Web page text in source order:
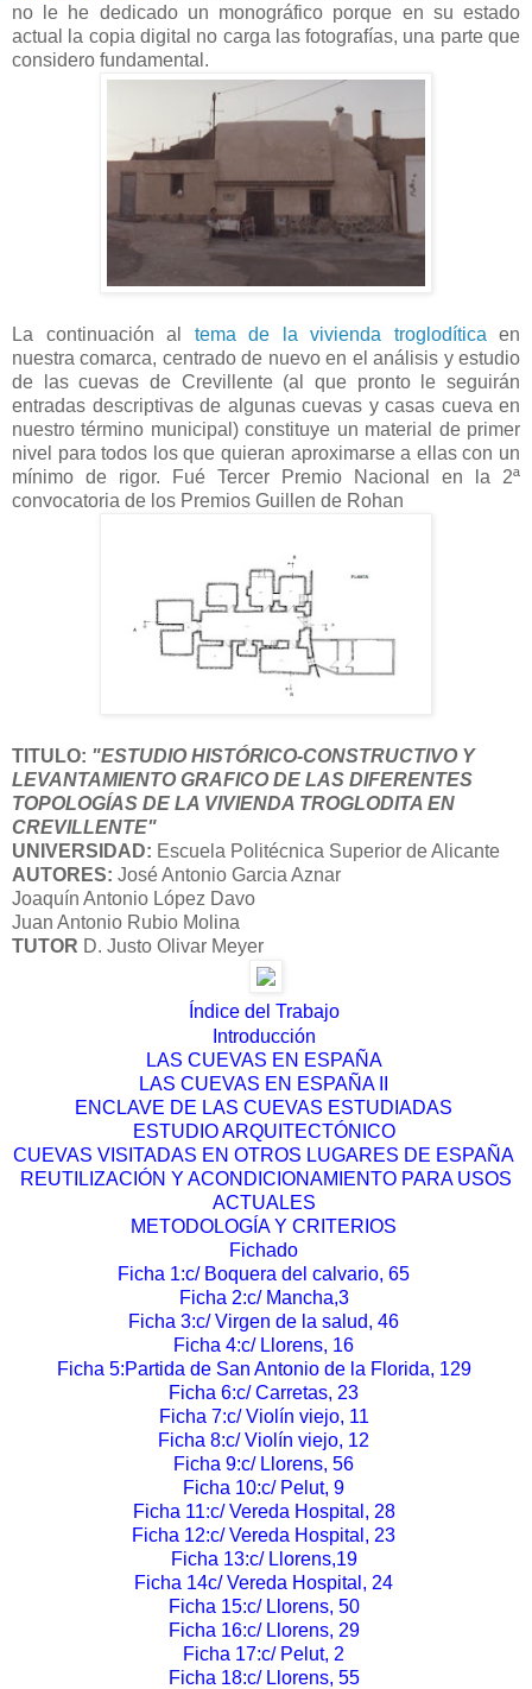
no le he dedicado un monográfico porque en su estado
actual la copia digital no carga las fotografías, una parte que
considero fundamental.
La continuación al tema de la vivienda troglodítica en
nuestra comarca, centrado de nuevo en el análisis y estudio
de las cuevas de Crevillente (al que pronto le seguirán
entradas descriptivas de algunas cuevas y casas cueva en
nuestro término municipal) constituye un material de primer
nivel para todos los que quieran aproximarse a ellas con un
mínimo de rigor. Fué Tercer Premio Nacional en la 2ª
convocatoria de los Premios Guillen de Rohan
TITULO: "ESTUDIO HISTÓRICO-CONSTRUCTIVO Y
LEVANTAMIENTO GRAFICO DE LAS DIFERENTES
TOPOLOGÍAS DE LA VIVIENDA TROGLODITA EN
CREVILLENTE"
UNIVERSIDAD: Escuela Politécnica Superior de Alicante
AUTORES: José Antonio Garcia Aznar
Joaquín Antonio López Davo
Juan Antonio Rubio Molina
TUTOR D. Justo Olivar Meyer
Índice del Trabajo
Introducción
LAS CUEVAS EN ESPAÑA
LAS CUEVAS EN ESPAÑA II
ENCLAVE DE LAS CUEVAS ESTUDIADAS
ESTUDIO ARQUITECTÓNICO
CUEVAS VISITADAS EN OTROS LUGARES DE ESPAÑA
REUTILIZACIÓN Y ACONDICIONAMIENTO PARA USOS
ACTUALES
METODOLOGÍA Y CRITERIOS
Fichado
Ficha 1:c/ Boquera del calvario, 65
Ficha 2:c/ Mancha,3
Ficha 3:c/ Virgen de la salud, 46
Ficha 4:c/ Llorens, 16
Ficha 5:Partida de San Antonio de la Florida, 129
Ficha 6:c/ Carretas, 23
Ficha 7:c/ Violín viejo, 11
Ficha 8:c/ Violín viejo, 12
Ficha 9:c/ Llorens, 56
Ficha 10:c/ Pelut, 9
Ficha 11:c/ Vereda Hospital, 28
Ficha 12:c/ Vereda Hospital, 23
Ficha 13:c/ Llorens,19
Ficha 14c/ Vereda Hospital, 24
Ficha 15:c/ Llorens, 50
Ficha 16:c/ Llorens, 29
Ficha 17:c/ Pelut, 2
Ficha 18:c/ Llorens, 55